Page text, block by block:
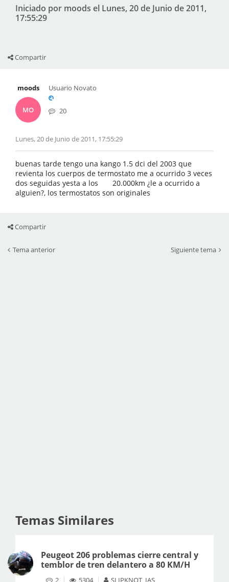
Iniciado por moods el Lunes, 20 de Junio de 2011,
17:55:29
Compartir
moods
MO
Usuario Novato
20
Lunes, 20 de Junio de 2011, 17:55:29
buenas tarde tengo una kango 1.5 dci del 2003 que
revienta los cuerpos de termostato me a ocurrido 3 veces
dos seguidas yesta a los 20.000km ¿le a ocurrido a
alguien?, los termostatos son originales
Compartir
Tema anterior Siguiente tema
Temas Similares
Peugeot 206 problemas cierre central y
temblor de tren delantero a 80 KM/H
2 5304 SLIPKNOT_IAS